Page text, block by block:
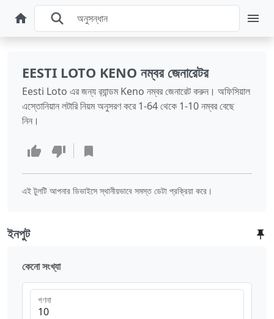
EESTI LOTO KENO নম্বর জেনারেটর
Eesti Loto এর জন্য র‍্যান্ডম Keno নম্বর জেনারেট করুন। অফিসিয়াল
এস্তোনিয়ান লটারি নিয়ম অনুসরণ করে 1-64 থেকে 1-10 নম্বর বেছে
নিন।
এই টুলটি আপনার ডিভাইসে স্থানীয়ভাবে সমস্ত ডেটা প্রক্রিয়া করে।
ইনপুট
কেনো সংখ্যা
গণনা